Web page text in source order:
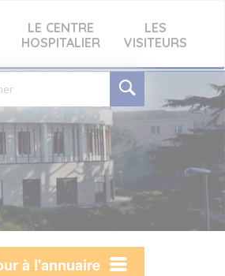
LE CENTRE
HOSPITALIER
LES
VISITEURS
à l'annuaire